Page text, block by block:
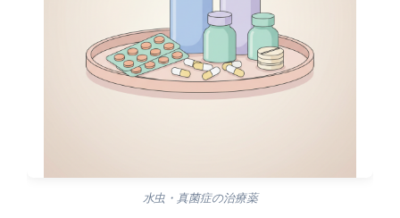
水虫・真菌症の治療薬